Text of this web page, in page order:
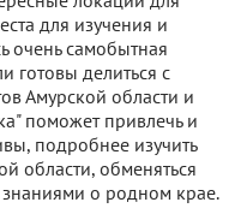
для изучения и
очень самобытная
готовы делиться с
Амурской области и
поможет привлечь и
подробнее изучить
области, обменяться
о родном крае.